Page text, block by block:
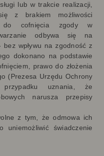
lub w trakcie realizacji,
z brakiem możliwości
do cofnięcia zgody w
odbywa się na
wpływu na zgodność z
dokonano na podstawie
prawo do złożenia
(Prezesa Urzędu Ochrony
uznania, że
narusza przepisy
z tym, że odmowa ich
uniemożliwić świadczenie